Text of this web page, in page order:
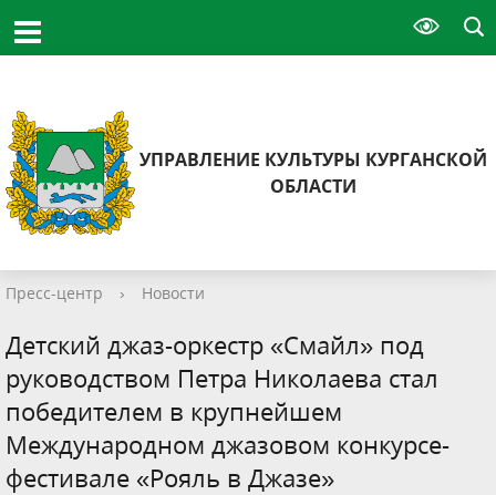
УПРАВЛЕНИЕ КУЛЬТУРЫ КУРГАНСКОЙ
ОБЛАСТИ
Пресс-центр › Новости
Детский джаз-оркестр «Смайл» под
руководством Петра Николаева стал
победителем в крупнейшем
Международном джазовом конкурсе-
фестивале «Рояль в Джазе»